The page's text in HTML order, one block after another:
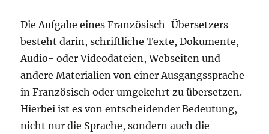
Die Aufgabe eines Französisch-Übersetzers
besteht darin, schriftliche Texte, Dokumente,
Audio- oder Videodateien, Webseiten und
andere Materialien von einer Ausgangssprache
in Französisch oder umgekehrt zu übersetzen.
Hierbei ist es von entscheidender Bedeutung,
nicht nur die Sprache, sondern auch die